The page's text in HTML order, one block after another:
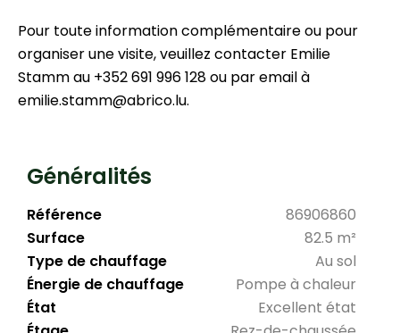
Pour toute information complémentaire ou pour
organiser une visite, veuillez contacter Emilie
Stamm au +352 691 996 128 ou par email à
emilie.stamm@abrico.lu.
Généralités
Référence
86906860
Surface
82.5 m²
Type de chauffage
Au sol
Énergie de chauffage
Pompe à chaleur
État
Excellent état